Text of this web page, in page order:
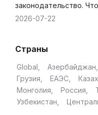
законодательство.
2026-07-22
Страны
Global Азербайджан
Грузия
ЕАЭС
Монголия
Россия
Узбекистан